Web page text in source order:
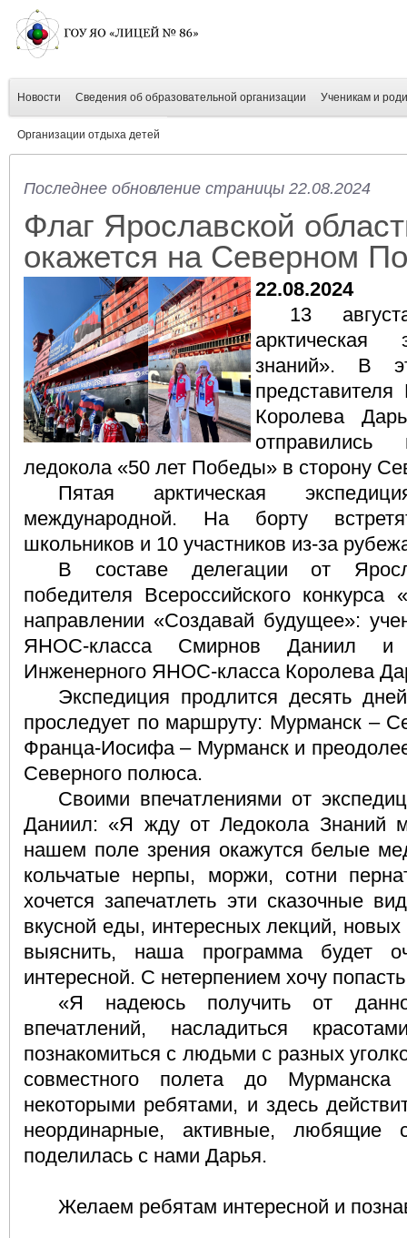
Новости Сведения об образовательной организации Ученикам и
Организации отдыха детей
Последнее обновление страницы 22.08.2024
Флаг Ярославской
окажется на Северном
22.08.2024
13
арктическая
знаний». В
Королева
ледокола «50 лет Победы» в сторону
Пятая арктическая
международной. На борту
школьников и 10 участников из-за
В составе делегации от
победителя Всероссийского
направлении «Создавай будущее»:
ЯНОС-класса Смирнов Даниил
Инженерного ЯНОС-класса Королева
Экспедиция продлится десять
проследует по маршруту: Мурманск –
Франца-Иосифа – Мурманск и
Северного полюса.
Своими впечатлениями от
Даниил: «Я жду от Ледокола Знаний
нашем поле зрения окажутся белые
кольчатые нерпы, моржи, сотни
хочется запечатлеть эти сказочные
вкусной еды, интересных лекций,
выяснить, наша программа будет
интересной. С нетерпением хочу
«Я надеюсь получить от
впечатлений, насладиться
познакомиться с людьми с разных
совместного полета до
некоторыми ребятами, и здесь
неординарные, активные, любящие
поделилась с нами Дарья.
Желаем ребятам интересной и